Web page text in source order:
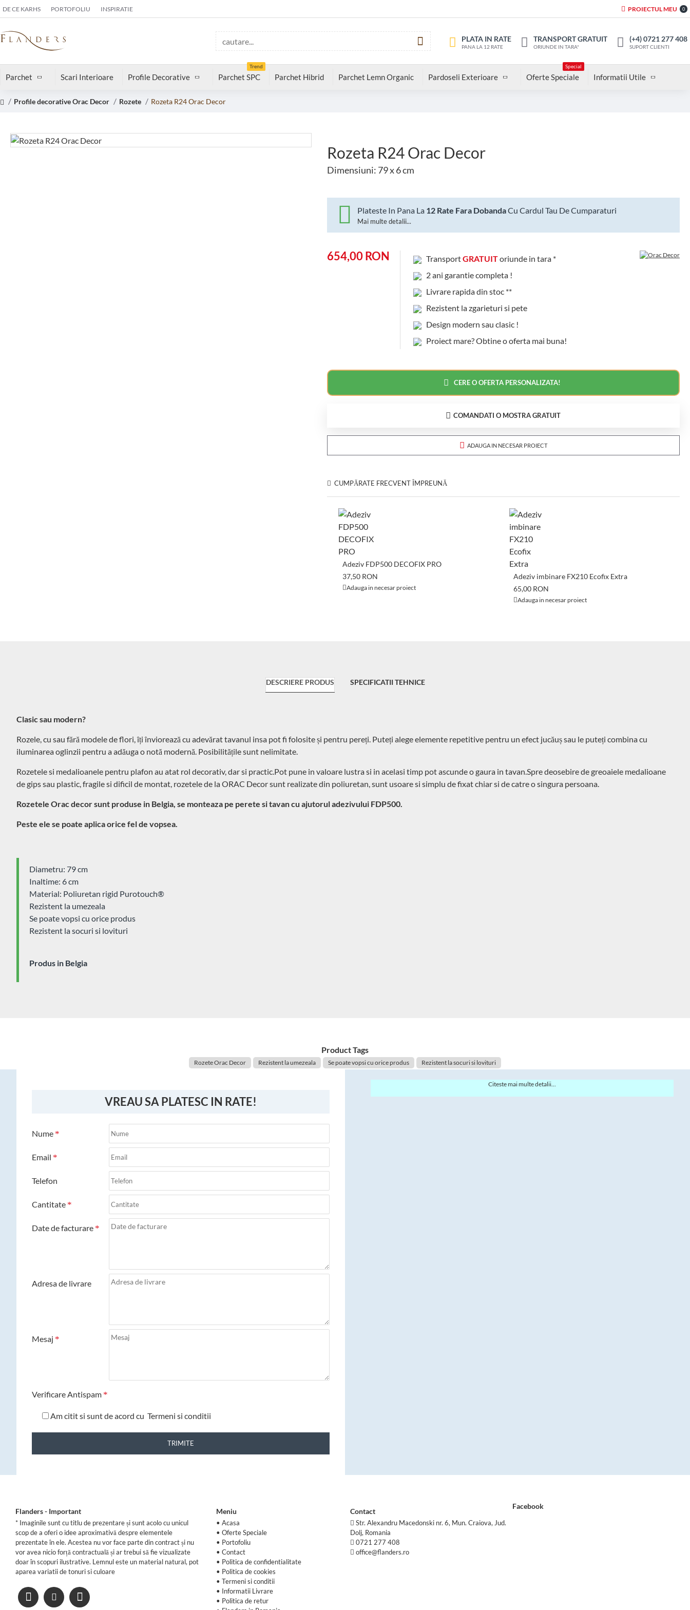
DE CE KARHS PORTOFOLIU INSPIRATIE PROIECTUL MEU 0
PLATA IN RATE
PANA LA 12 RATE
TRANSPORT GRATUIT
ORIUNDE IN TARA*
(+4) 0721 277 408
SUPORT CLIENTI
Parchet Scari Interioare Profile Decorative Parchet SPC
Trend
Parchet Hibrid Parchet Lemn Organic Pardoseli Exterioare Oferte Speciale
Special
Informatii Utile
Profile decorative Orac Decor Rozete Rozeta R24 Orac Decor
Rozeta R24 Orac Decor
Dimensiuni: 79 x 6 cm
Plateste In Pana La 12 Rate Fara DobandaCu Cardul Tau De Cumparaturi
Mai multe detalii...
654,00 RON TransportGRATUIToriunde in tara *
2 ani garantie completa !
Livrare rapida din stoc **
Rezistent la zgarieturi si pete
Design modern sau clasic !
Proiect mare? Obtine o oferta mai buna!
CERE O OFERTA PERSONALIZATA!
COMANDATI O MOSTRA GRATUIT
ADAUGA IN NECESAR PROIECT
CUMPĂRATE FRECVENT ÎMPREUNĂ
Adeziv FDP500 DECOFIX PRO
37,50 RON
Adauga in necesar proiect
Adeziv imbinare FX210 Ecofix Extra
65,00 RON
Adauga in necesar proiect
DESCRIERE PRODUS SPECIFICATII TEHNICE
Clasic sau modern?
Rozele, cu sau fără modele de flori, îți înviorează cu adevărat tavanul insa pot fi folosite și pentru pereți. Puteți alege elemente repetitive pentru un efect jucăuș sau le puteți combina cu
iluminarea oglinzii pentru a adăuga o notă modernă. Posibilitățile sunt nelimitate.
Rozetele si medalioanele pentru plafon au atat rol decorativ, dar si practic.Pot pune in valoare lustra si in acelasi timp pot ascunde o gaura in tavan.Spre deosebire de greoaiele medalioane
de gips sau plastic, fragile si dificil de montat, rozetele de la ORAC Decor sunt realizate din poliuretan, sunt usoare si simplu de fixat chiar si de catre o singura persoana.
Rozetele Orac decor sunt produse in Belgia, se monteaza pe perete si tavan cu ajutorul adezivului FDP500.
Peste ele se poate aplica orice fel de vopsea.
Diametru: 79 cm
Inaltime: 6 cm
Material: Poliuretan rigid Purotouch® ‎
Rezistent la umezeala
Se poate vopsi cu orice produs
Rezistent la socuri si lovituri
Produs in Belgia
Product Tags
Rozete Orac Decor Rezistent la umezeala Se poate vopsi cu orice produs Rezistent la socuri si lovituri
VREAU SA PLATESC IN RATE!
Nume
Email
Telefon
Cantitate
Date de facturare
Adresa de livrare
Mesaj
Verificare Antispam
Am citit si sunt de acord cu Termeni si conditii
TRIMITE
Citeste mai multe detalii...
Flanders - Important
* Imaginile sunt cu titlu de prezentare și sunt acolo cu unicul
scop de a oferi o idee aproximativă despre elementele
prezentate în ele. Acestea nu vor face parte din contract și nu
vor avea nicio forță contractuală și ar trebui să fie vizualizate
doar în scopuri ilustrative. Lemnul este un material natural, pot
aparea variatii de tonuri si culoare
Meniu
• Acasa
•Oferte Speciale
• Portofoliu
•Contact
• Politica de confidentialitate
• Politica de cookies
•Termeni si conditii
• Informatii Livrare
• Politica de retur
Contact
Str. Alexandru Macedonski nr. 6, Mun. Craiova, Jud.
Dolj, Romania
0721 277 408
office@flanders.ro
Facebook